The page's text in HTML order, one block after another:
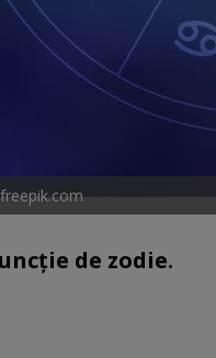
de zodie.